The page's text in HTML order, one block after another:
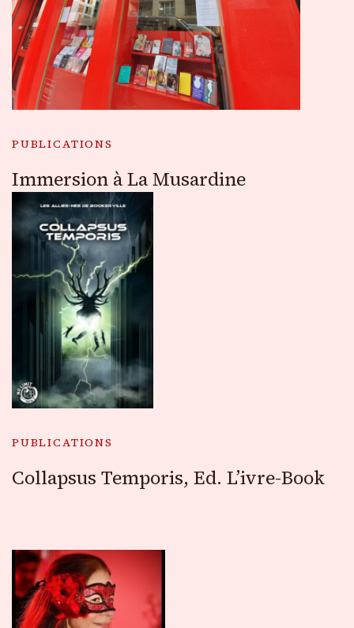
PUBLICATIONS
Immersion à La Musardine
PUBLICATIONS
Collapsus Temporis, Ed. L’ivre-Book